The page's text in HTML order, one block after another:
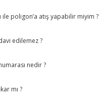
poligon’a atış yapabilir miyim ?
edilemez ?
nedir ?
mı ?